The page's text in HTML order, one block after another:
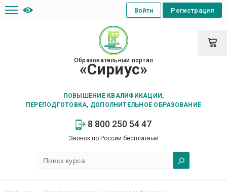
Образовательный портал
«Сириус»
ПОВЫШЕНИЕ КВАЛИФИКАЦИИ,
ПЕРЕПОДГОТОВКА, ДОПОЛНИТЕЛЬНОЕ ОБРАЗОВАНИЕ
8 800 250 54 47
Звонок по России бесплатный
Регистрация
Войти